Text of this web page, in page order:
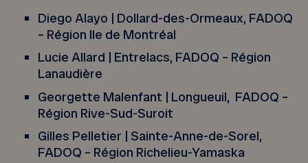
Diego Alayo | Dollard-des-Ormeaux, FADOQ
– Région Ile de Montréal
Lucie Allard | Entrelacs, FADOQ – Région
Lanaudière
Georgette Malenfant | Longueuil, FADOQ –
Région Rive-Sud-Suroit
Gilles Pelletier | Sainte-Anne-de-Sorel,
FADOQ – Région Richelieu-Yamaska